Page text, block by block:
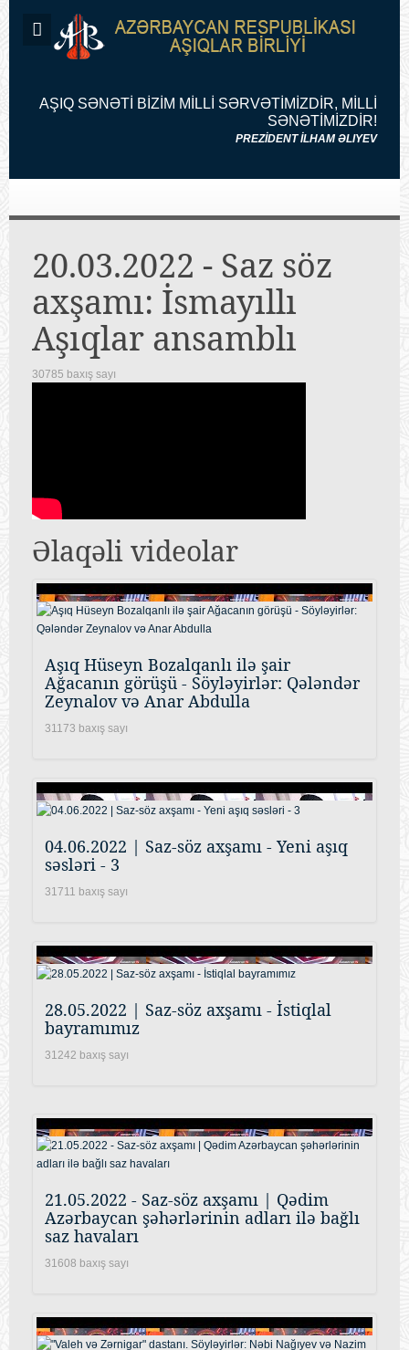
AŞIQ SƏNƏTİ BİZİM MİLLİ SƏRVƏTİMİZDİR, MİLLİ
SƏNƏTİMİZDİR!
PREZİDENT İLHAM ƏLIYEV
20.03.2022 - Saz söz
axşamı: İsmayıllı
Aşıqlar ansamblı
30785 baxış sayı
Əlaqəli videolar
Aşıq Hüseyn Bozalqanlı ilə şair
Ağacanın görüşü - Söyləyirlər: Qələndər
Zeynalov və Anar Abdulla
31173 baxış sayı
04.06.2022 | Saz-söz axşamı - Yeni aşıq
səsləri - 3
31711 baxış sayı
28.05.2022 | Saz-söz axşamı - İstiqlal
bayramımız
31242 baxış sayı
21.05.2022 - Saz-söz axşamı | Qədim
Azərbaycan şəhərlərinin adları ilə bağlı
saz havaları
31608 baxış sayı